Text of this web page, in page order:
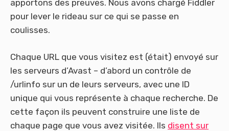
apportons des preuves. Nous avons chargé Fiddler
pour lever le rideau sur ce qui se passe en
coulisses.
Chaque URL que vous visitez est (était) envoyé sur
les serveurs d’Avast – d’abord un contrôle de
/urlinfo sur un de leurs serveurs, avec une ID
unique qui vous représente à chaque recherche. De
cette façon ils peuvent construire une liste de
chaque page que vous avez visitée. Ils disent sur